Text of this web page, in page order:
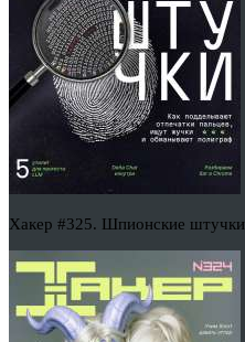
Хакер #325. Шпионские штучки